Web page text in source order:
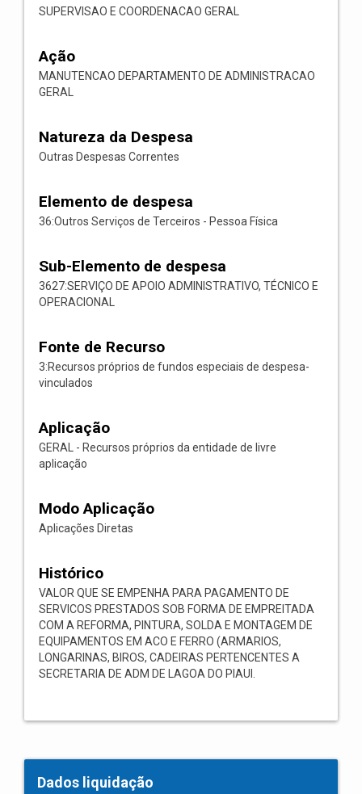
SUPERVISAO E COORDENACAO GERAL
Ação
MANUTENCAO DEPARTAMENTO DE ADMINISTRACAO
GERAL
Natureza da Despesa
Outras Despesas Correntes
Elemento de despesa
36:Outros Serviços de Terceiros - Pessoa Física
Sub-Elemento de despesa
3627:SERVIÇO DE APOIO ADMINISTRATIVO, TÉCNICO E
OPERACIONAL
Fonte de Recurso
3:Recursos próprios de fundos especiais de despesa-
vinculados
Aplicação
GERAL - Recursos próprios da entidade de livre
aplicação
Modo Aplicação
Aplicações Diretas
Histórico
VALOR QUE SE EMPENHA PARA PAGAMENTO DE
SERVICOS PRESTADOS SOB FORMA DE EMPREITADA
COM A REFORMA, PINTURA, SOLDA E MONTAGEM DE
EQUIPAMENTOS EM ACO E FERRO (ARMARIOS,
LONGARINAS, BIROS, CADEIRAS PERTENCENTES A
SECRETARIA DE ADM DE LAGOA DO PIAUI.
Dados liquidação